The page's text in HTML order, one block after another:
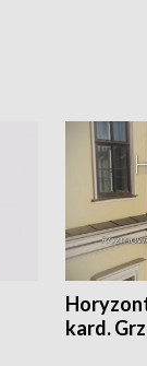
kard.